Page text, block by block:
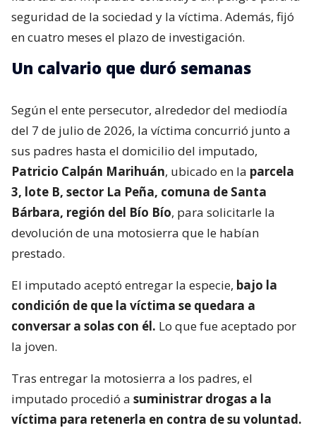
seguridad de la sociedad y la víctima. Además, fijó
en cuatro meses el plazo de investigación.
Un calvario que duró semanas
Según el ente persecutor, alrededor del mediodía
del 7 de julio de 2026, la víctima concurrió junto a
sus padres hasta el domicilio del imputado,
Patricio Calpán Marihuán, ubicado en la parcela
3, lote B, sector La Peña, comuna de Santa
Bárbara, región del Bío Bío, para solicitarle la
devolución de una motosierra que le habían
prestado.
El imputado aceptó entregar la especie, bajo la
condición de que la víctima se quedara a
conversar a solas con él. Lo que fue aceptado por
la joven.
Tras entregar la motosierra a los padres, el
imputado procedió a suministrar drogas a la
víctima para retenerla en contra de su voluntad.